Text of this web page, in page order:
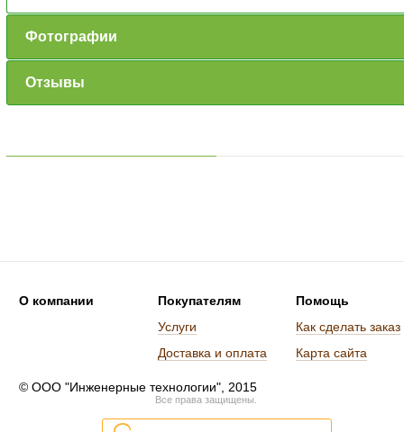
Фотографии
Отзывы
О компании
Покупателям
Услуги
Доставка и оплата
Помощь
Как сделать заказ
Карта сайта
© ООО "Инженерные технологии", 2015
Все права защищены.